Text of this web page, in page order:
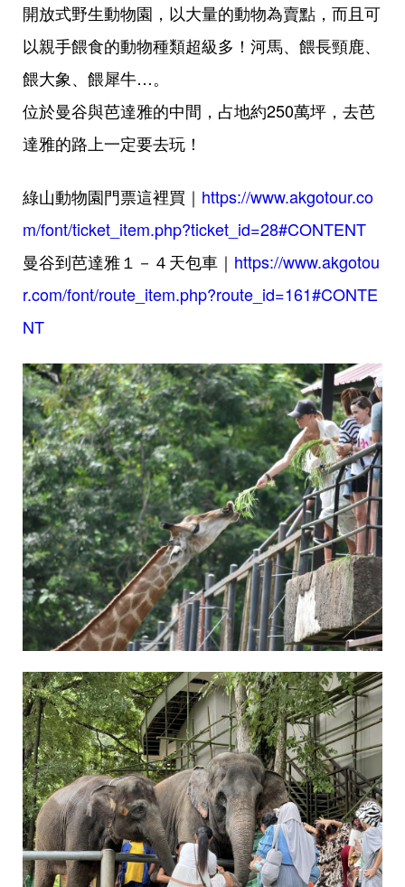
開放式野生動物園，以大量的動物為賣點，而且可
以親手餵食的動物種類超級多！河馬、餵長頸鹿、
餵大象、餵犀牛…。
位於曼谷與芭達雅的中間，占地約250萬坪，去芭
達雅的路上一定要去玩！
綠山動物園門票這裡買｜ https://www.akgotour.co
m/font/ticket_item.php?ticket_id=28#CONTENT
曼谷到芭達雅１－４天包車｜ https://www.akgotou
r.com/font/route_item.php?route_id=161#CONTE
NT